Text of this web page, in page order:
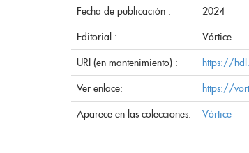
Fecha de publicación : 2024
Editorial : Vórtice
URI (en mantenimiento) : https://
Ver enlace: https://
Aparece en las colecciones: Vórtice